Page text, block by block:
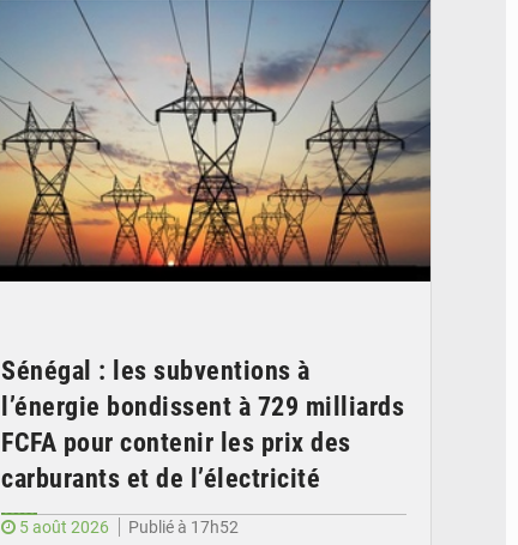
Sénégal : les subventions à
l’énergie bondissent à 729 milliards
FCFA pour contenir les prix des
carburants et de l’électricité
5 août 2026 Publié à 17h52